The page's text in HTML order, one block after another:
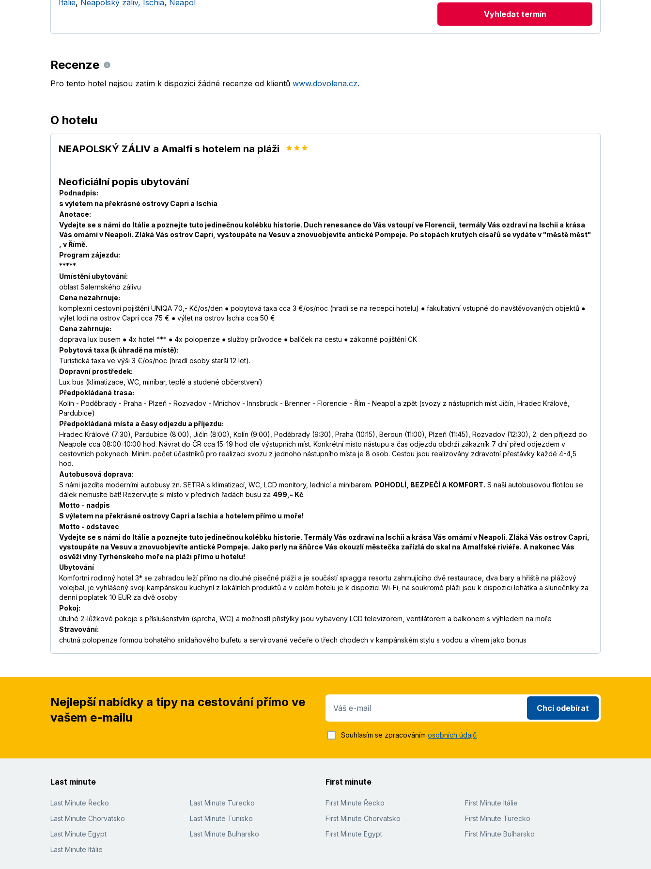
Itálie, Neapolský záliv, Ischia, Neapol
Vyhledat termín
Recenze
Pro tento hotel nejsou zatím k dispozici žádné recenze od klientů www.dovolena.cz.
O hotelu
NEAPOLSKÝ ZÁLIV a Amalfi s hotelem na pláži
Neoficiální popis ubytování
Podnadpis:
s výletem na překrásné ostrovy Capri a Ischia
Anotace:
Vydejte se s námi do Itálie a poznejte tuto jedinečnou kolébku historie. Duch renesance do Vás vstoupí ve Florencii, termály Vás ozdraví na Ischii a krása
Vás omámí v Neapoli. Zláká Vás ostrov Capri, vystoupáte na Vesuv a znovuobjevíte antické Pompeje. Po stopách krutých císařů se vydáte v "městě měst"
, v Římě.
Program zájezdu:
*****
Umístění ubytování:
oblast Salernského zálivu
Cena nezahrnuje:
komplexní cestovní pojištění UNIQA 70,- Kč/os/den ● pobytová taxa cca 3 €/os/noc (hradí se na recepci hotelu) ● fakultativní vstupné do navštěvovaných objektů ●
výlet lodí na ostrov Capri cca 75 € ● výlet na ostrov Ischia cca 50 €
Cena zahrnuje:
doprava lux busem ● 4x hotel *** ● 4x polopenze ● služby průvodce ● balíček na cestu ● zákonné pojištění CK
Pobytová taxa (k úhradě na místě):
Turistická taxa ve výši 3 €/os/noc (hradí osoby starší 12 let).
Dopravní prostředek:
Lux bus (klimatizace, WC, minibar, teplé a studené občerstvení)
Předpokládaná trasa:
Kolín - Poděbrady - Praha - Plzeň - Rozvadov - Mnichov - Innsbruck - Brenner - Florencie - Řím - Neapol a zpět (svozy z nástupních míst Jičín, Hradec Králové,
Pardubice)
Předpokládaná místa a časy odjezdu a příjezdu:
Hradec Králové (7:30), Pardubice (8:00), Jičín (8:00), Kolín (9:00), Poděbrady (9:30), Praha (10:15), Beroun (11:00), Plzeň (11:45), Rozvadov (12:30), 2. den příjezd do
Neapole cca 08:00-10:00 hod. Návrat do ČR cca 15-19 hod dle výstupních míst. Konkrétní místo nástupu a čas odjezdu obdrží zákazník 7 dní před odjezdem v
cestovních pokynech. Minim. počet účastníků pro realizaci svozu z jednoho nástupního místa je 8 osob. Cestou jsou realizovány zdravotní přestávky každé 4-4,5
hod.
Autobusová doprava:
S námi jezdíte moderními autobusy zn. SETRA s klimatizací, WC, LCD monitory, lednicí a minibarem. POHODLÍ, BEZPEČÍ A KOMFORT. S naší autobusovou flotilou se
dálek nemusíte bát! Rezervujte si místo v předních řadách busu za 499,- Kč.
Motto - nadpis
S výletem na překrásné ostrovy Capri a Ischia a hotelem přímo u moře!
Motto - odstavec
Vydejte se s námi do Itálie a poznejte tuto jedinečnou kolébku historie. Termály Vás ozdraví na Ischii a krása Vás omámí v Neapoli. Zláká Vás ostrov Capri,
vystoupáte na Vesuv a znovuobjevíte antické Pompeje. Jako perly na šňůrce Vás okouzlí městečka zařízlá do skal na Amalfské riviéře. A nakonec Vás
osvěží vlny Tyrhénského moře na pláži přímo u hotelu!
Ubytování
Komfortní rodinný hotel 3* se zahradou leží přímo na dlouhé písečné pláži a je součástí spiaggia resortu zahrnujícího dvě restaurace, dva bary a hřiště na plážový
volejbal, je vyhlášený svoji kampánskou kuchyní z lokálních produktů a v celém hotelu je k dispozici Wi-Fi, na soukromé pláži jsou k dispozici lehátka a slunečníky za
denní poplatek 10 EUR za dvě osoby
Pokoj:
útulné 2-lůžkové pokoje s příslušenstvím (sprcha, WC) a možností přistýlky jsou vybaveny LCD televizorem, ventilátorem a balkonem s výhledem na moře
Stravování:
chutná polopenze formou bohatého snídaňového bufetu a servírované večeře o třech chodech v kampánském stylu s vodou a vínem jako bonus
Nejlepší nabídky a tipy na cestování přímo ve
vašem e-mailu
Váš e-mail Chci odebírat
Souhlasím se zpracováním osobních údajů
Last minute
Last Minute Řecko
Last Minute Chorvatsko
Last Minute Egypt
Last Minute Itálie
Last Minute Turecko
Last Minute Tunisko
Last Minute Bulharsko
First minute
First Minute Řecko
First Minute Chorvatsko
First Minute Egypt
First Minute Itálie
First Minute Turecko
First Minute Bulharsko